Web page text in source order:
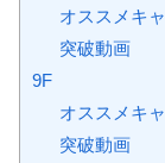
オススメキ
突破動画
9F
オススメキ
突破動画